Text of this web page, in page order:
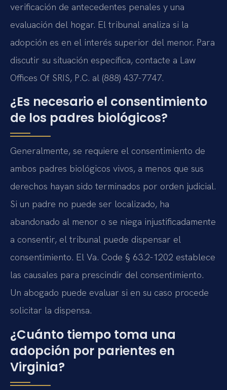
verificación de antecedentes penales y una
evaluación del hogar. El tribunal analiza si la
adopción es en el interés superior del menor. Para
discutir su situación específica, contacte a Law
Offices Of SRIS, P.C. al (888) 437-7747.
¿Es necesario el consentimiento
de los padres biológicos?
Generalmente, se requiere el consentimiento de
ambos padres biológicos vivos, a menos que sus
derechos hayan sido terminados por orden judicial.
Si un padre no puede ser localizado, ha
abandonado al menor o se niega injustificadamente
a consentir, el tribunal puede dispensar el
consentimiento. El Va. Code § 63.2-1202 establece
las causales para prescindir del consentimiento.
Un abogado puede evaluar si en su caso procede
solicitar la dispensa.
¿Cuánto tiempo toma una
adopción por parientes en
Virginia?